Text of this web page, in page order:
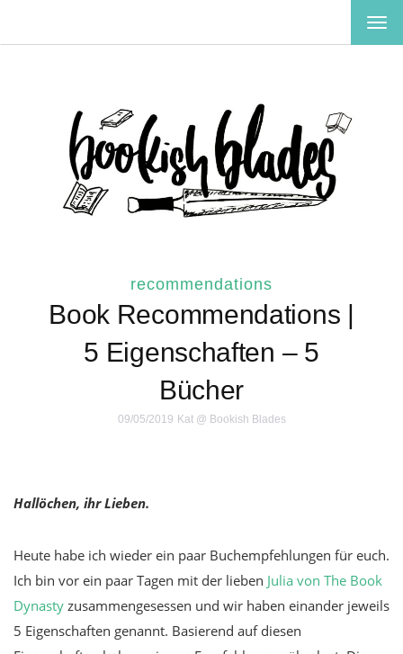
recommendations
Book Recommendations |
5 Eigenschaften – 5
Bücher
09/05/2019 Kat @ Bookish Blades
Hallöchen, ihr Lieben.
Heute habe ich wieder ein paar Buchempfehlungen für euch.
Ich bin vor ein paar Tagen mit der lieben Julia von The Book
Dynasty zusammengesessen und wir haben einander jeweils
5 Eigenschaften genannt. Basierend auf diesen